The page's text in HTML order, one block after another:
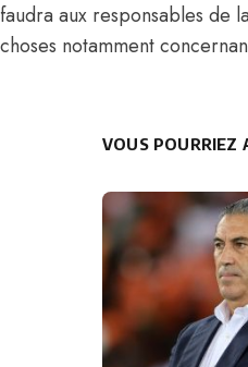
faudra aux responsables de
choses notamment
VOUS POURRIEZ